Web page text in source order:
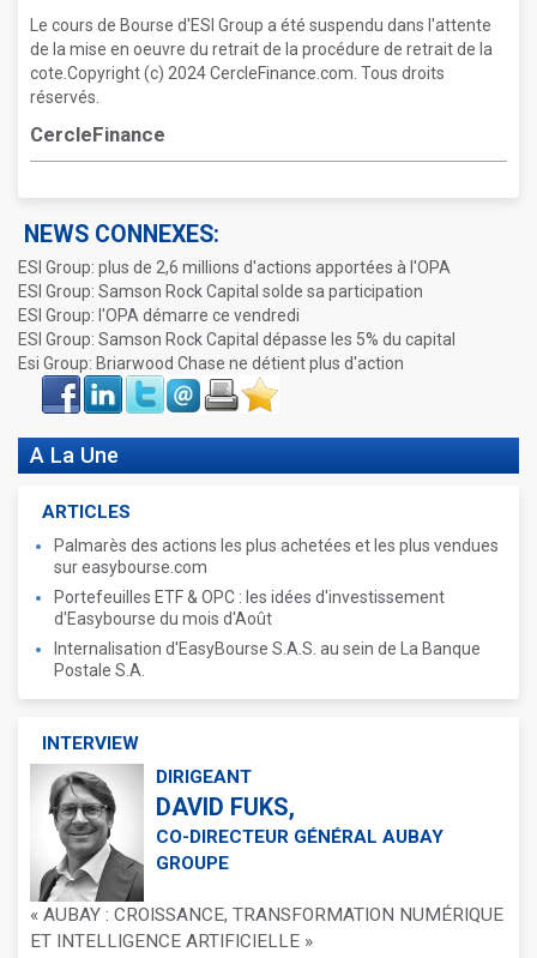
Le cours de Bourse d'ESI Group a été suspendu dans l'attente
de la mise en oeuvre du retrait de la procédure de retrait de la
cote.Copyright (c) 2024 CercleFinance.com. Tous droits
réservés.
CercleFinance
NEWS CONNEXES:
ESI Group: plus de 2,6 millions d'actions apportées à l'OPA
ESI Group: Samson Rock Capital solde sa participation
ESI Group: l'OPA démarre ce vendredi
ESI Group: Samson Rock Capital dépasse les 5% du capital
Esi Group: Briarwood Chase ne détient plus d'action
Face
book
LinkIn Twitter Envoyer ImprimerFavoris
A La Une
ARTICLES
Palmarès des actions les plus achetées et les plus vendues
sur easybourse.com
Portefeuilles ETF & OPC : les idées d'investissement
d'Easybourse du mois d'Août
Internalisation d'EasyBourse S.A.S. au sein de La Banque
Postale S.A.
INTERVIEW
DIRIGEANT
DAVID FUKS,
CO-DIRECTEUR GÉNÉRAL AUBAY
GROUPE
« AUBAY : CROISSANCE, TRANSFORMATION NUMÉRIQUE
ET INTELLIGENCE ARTIFICIELLE »